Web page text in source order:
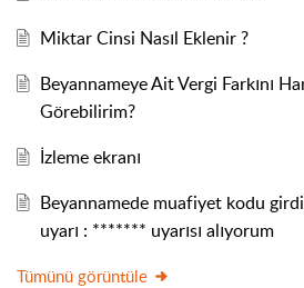
Miktar Cinsi Nasıl Eklenir ?
Beyannameye Ait Vergi Farkını
Görebilirim?
İzleme ekranı
Beyannamede muafiyet kodu
uyarı : ******* uyarısı alıyorum
Tümünü görüntüle